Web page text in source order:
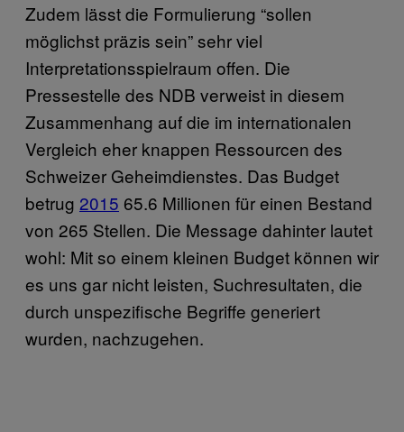
Zudem lässt die Formulierung “sollen
möglichst präzis sein” sehr viel
Interpretationsspielraum offen. Die
Pressestelle des NDB verweist in diesem
Zusammenhang auf die im internationalen
Vergleich eher knappen Ressourcen des
Schweizer Geheimdienstes. Das Budget
betrug 2015 65.6 Millionen für einen Bestand
von 265 Stellen. Die Message dahinter lautet
wohl: Mit so einem kleinen Budget können wir
es uns gar nicht leisten, Suchresultaten, die
durch unspezifische Begriffe generiert
wurden, nachzugehen.